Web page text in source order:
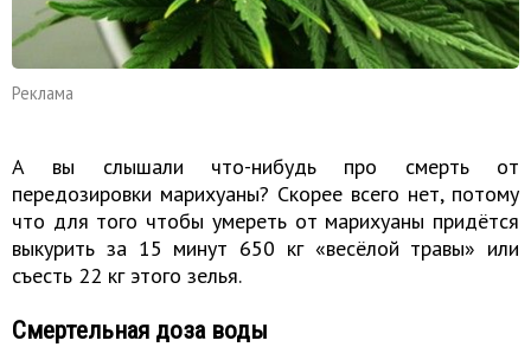
Реклама
А вы слышали что-нибудь про смерть от
передозировки марихуаны? Скорее всего нет, потому
что для того чтобы умереть от марихуаны придётся
выкурить за 15 минут 650 кг «весёлой травы» или
съесть 22 кг этого зелья.
Смертельная доза воды